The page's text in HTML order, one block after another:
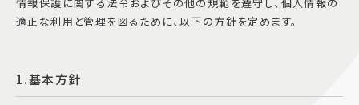
適正な利用と管理を図るために、以下の方針を定めます。
1.基本方針